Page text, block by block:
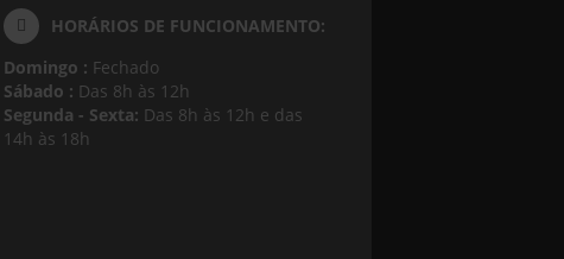
HORÁRIOS DE FUNCIONAMENTO:
Domingo : Fechado
Sábado : Das 8h às 12h
Segunda - Sexta: Das 8h às 12h e das
14h às 18h